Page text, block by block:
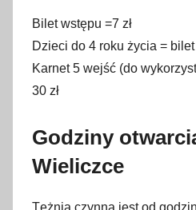
Bilet wstępu =7 zł
Dzieci do 4 roku życia = bilet
Karnet 5 wejść (do
30 zł
Godziny
Wieliczce
Tężnia czynna jest od